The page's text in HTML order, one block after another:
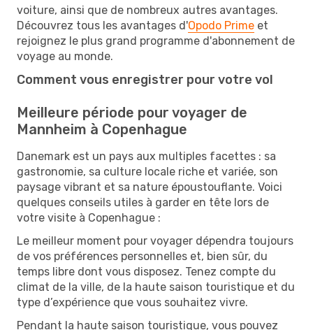
voiture, ainsi que de nombreux autres avantages.
Découvrez tous les avantages d'Opodo Prime et
rejoignez le plus grand programme d'abonnement de
voyage au monde.
Comment vous enregistrer pour votre vol
Meilleure période pour voyager de
Mannheim à Copenhague
Danemark est un pays aux multiples facettes : sa
gastronomie, sa culture locale riche et variée, son
paysage vibrant et sa nature époustouflante. Voici
quelques conseils utiles à garder en tête lors de
votre visite à Copenhague :
Le meilleur moment pour voyager dépendra toujours
de vos préférences personnelles et, bien sûr, du
temps libre dont vous disposez. Tenez compte du
climat de la ville, de la haute saison touristique et du
type d’expérience que vous souhaitez vivre.
Pendant la haute saison touristique, vous pouvez